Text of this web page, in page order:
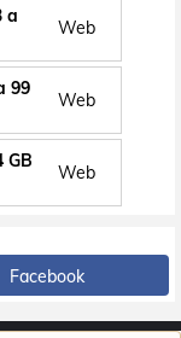
a
Web
99
Web
GB
Web
Facebook